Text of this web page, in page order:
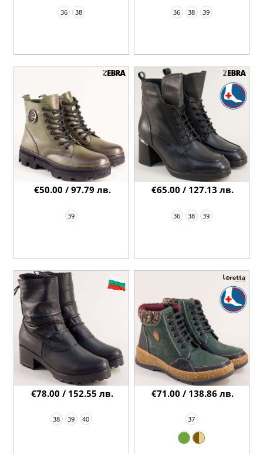
36 38 36 38 39
39
€50.00 / 97.79 лв.
36 38 39
€65.00 / 127.13 лв.
38 39 40
€78.00 / 152.55 лв.
37
€71.00 / 138.86 лв.